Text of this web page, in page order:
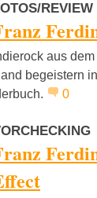
REVIEW
aus
begeistern
0